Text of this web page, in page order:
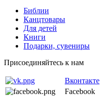
Библии
Канцтовары
Для детей
Книги
Подарки, сувениры
Присоединяйтесь к нам
Вконтакте
Facebook